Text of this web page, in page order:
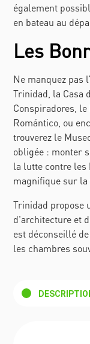
également
en bateau au
Les
Ne manquez pas l’
Trinidad , la Casa
Conspiradores , le
Romántico, ou
trouverez le
obligée : monter
la lutte contre les
magnifique sur la
Trinidad propose
d'architecture et
est déconseillé
les chambres